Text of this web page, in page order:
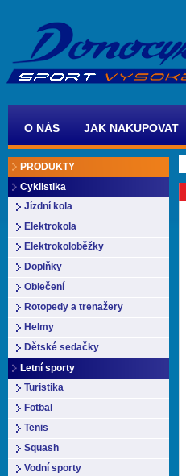
O NÁS JAK NAKUPOVAT
PRODUKTY
Cyklistika
Jízdní kola
Elektrokola
Elektrokoloběžky
Doplňky
Oblečení
Rotopedy a trenažery
Helmy
Dětské sedačky
Letní sporty
Turistika
Fotbal
Tenis
Squash
Vodní sporty